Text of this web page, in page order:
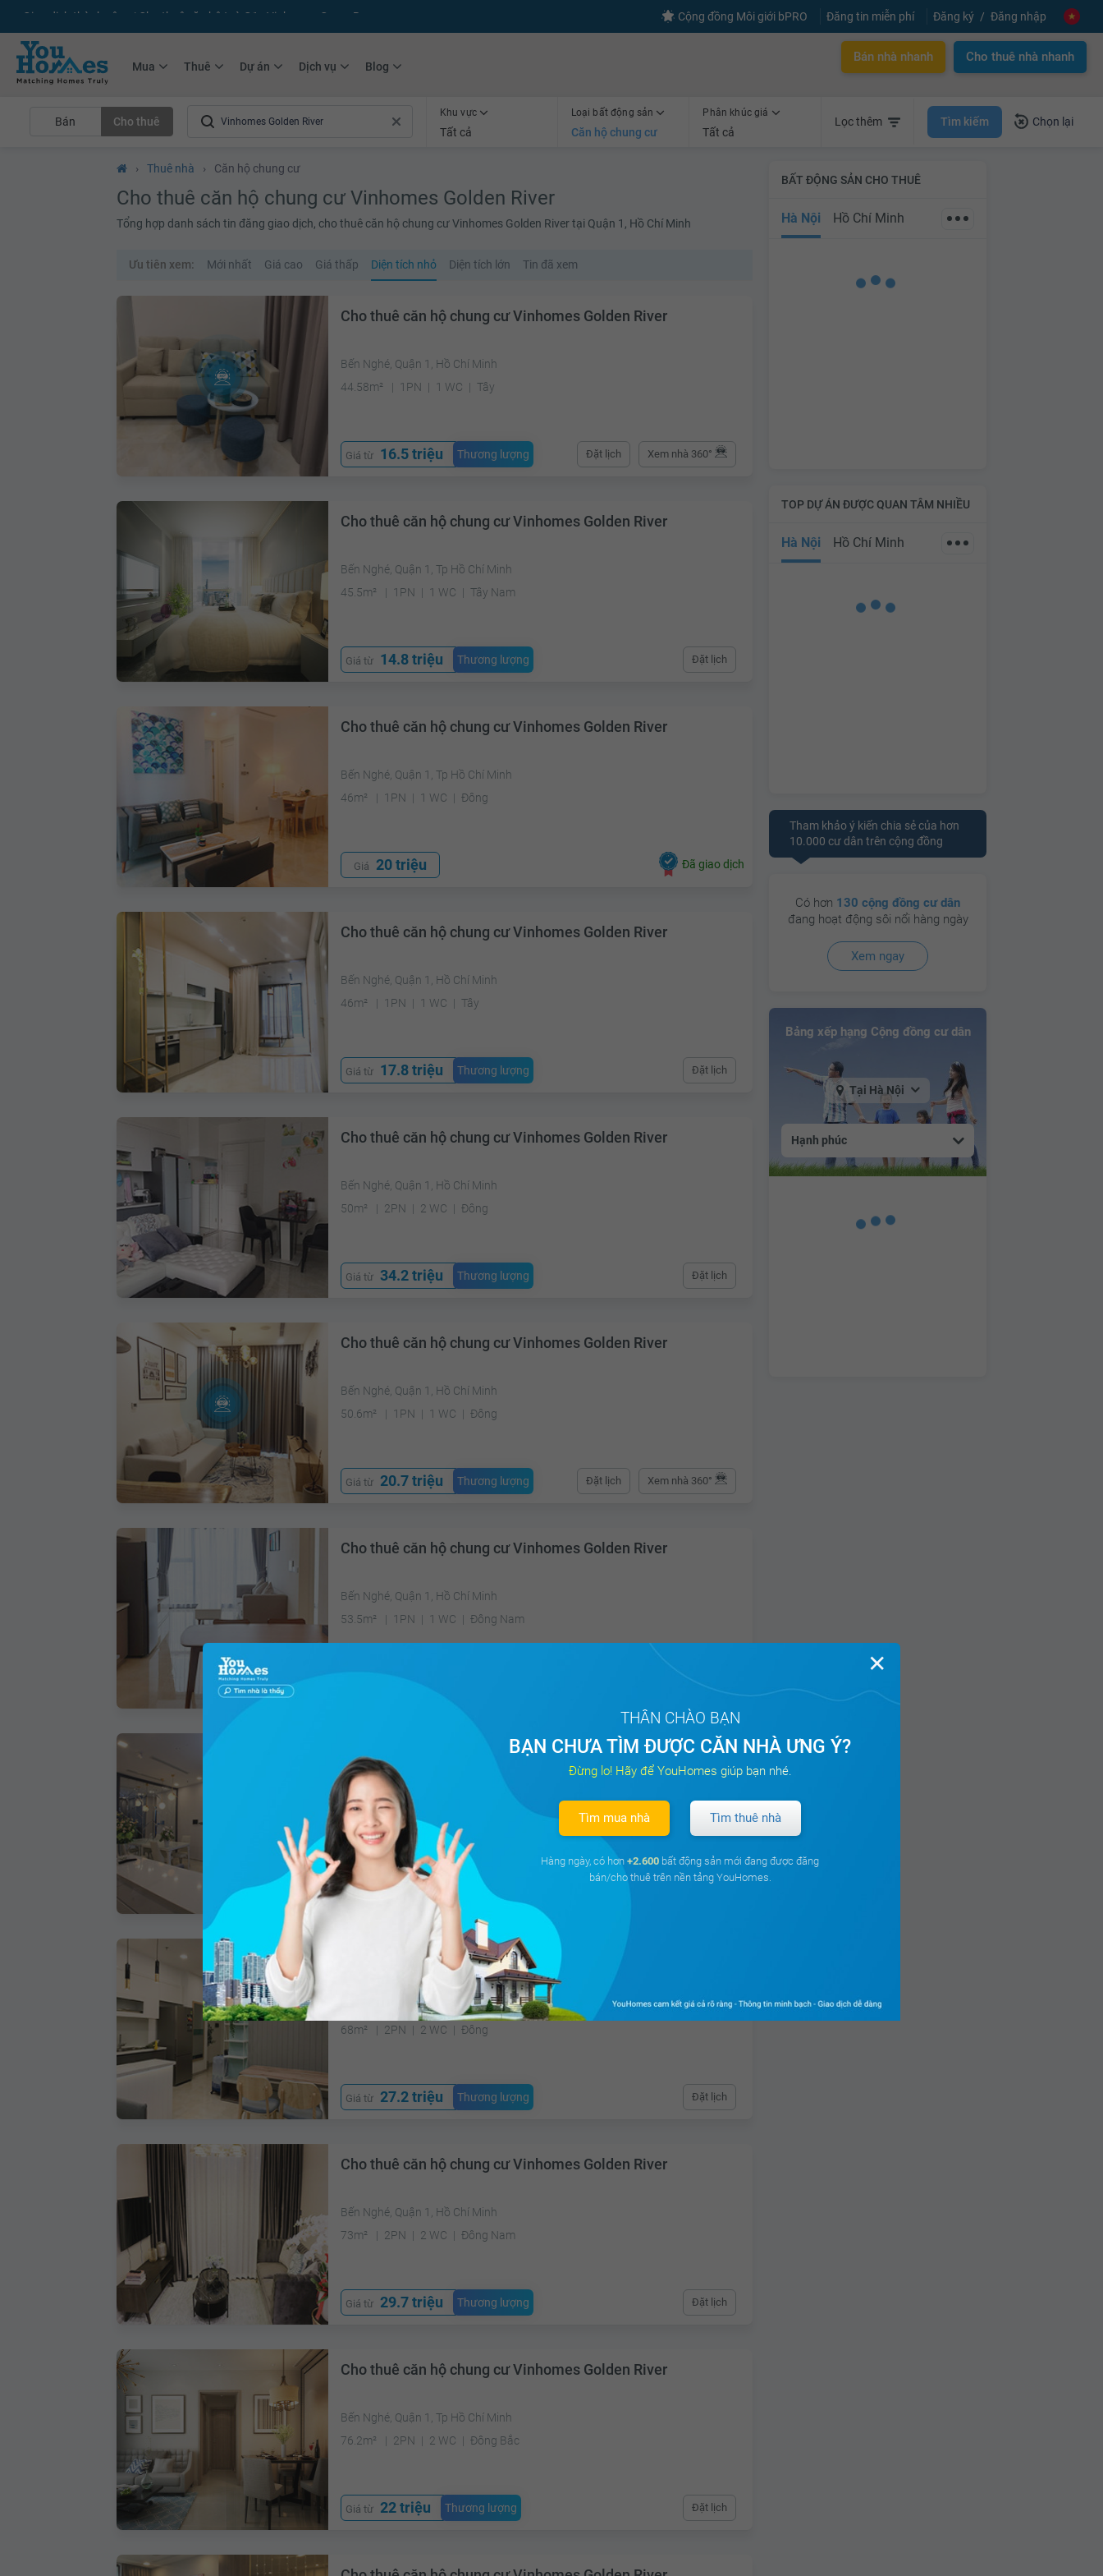
+75.000 Tin đăng mới hàng tháng +10.000 Thành viên Youhomers Cộng đồng Môi giới bPRO Đăng tin miễn phí Đăng ký Đăng nhập
Mua Thuê Dự án Dịch vụ Blog
Bán nhà nhanh Cho thuê nhà nhanh
Bán Cho thuê
Khu vực
Tất cả
Loại bất động sản
Căn hộ chung cư
Phân khúc giá
Tất cả
Lọc thêm Tìm kiếm Chọn lại
› Thuê nhà › Căn hộ chung cư
Cho thuê căn hộ chung cư Vinhomes Golden River
Tổng hợp danh sách tin đăng giao dịch, cho thuê căn hộ chung cư Vinhomes Golden River tại Quận 1, Hồ Chí Minh
Ưu tiên xem: Mới nhất Giá cao Giá thấp Diện tích nhỏ Diện tích lớn Tin đã xem
Cho thuê căn hộ chung cư Vinhomes Golden River
Bến Nghé, Quận 1, Hồ Chí Minh
44.58m²
1PN 1 WC Tây
Giá từ 16.5 triệu Thương lượng Đặt lịch Xem nhà 360°
Cho thuê căn hộ chung cư Vinhomes Golden River
Bến Nghé, Quận 1, Tp Hồ Chí Minh
45.5m²
1PN 1 WC Tây Nam
Giá từ 14.8 triệu Thương lượng Đặt lịch
Cho thuê căn hộ chung cư Vinhomes Golden River
Bến Nghé, Quận 1, Tp Hồ Chí Minh
46m²
1PN 1 WC Đông
Giá 20 triệu Đã giao dịch
Cho thuê căn hộ chung cư Vinhomes Golden River
Bến Nghé, Quận 1, Hồ Chí Minh
46m²
1PN 1 WC Tây
Giá từ 17.8 triệu Thương lượng Đặt lịch
Cho thuê căn hộ chung cư Vinhomes Golden River
Bến Nghé, Quận 1, Hồ Chí Minh
50m²
2PN 2 WC Đông
Giá từ 34.2 triệu Thương lượng Đặt lịch
Cho thuê căn hộ chung cư Vinhomes Golden River
Bến Nghé, Quận 1, Hồ Chí Minh
50.6m²
1PN 1 WC Đông
Giá từ 20.7 triệu Thương lượng Đặt lịch Xem nhà 360°
Cho thuê căn hộ chung cư Vinhomes Golden River
Bến Nghé, Quận 1, Hồ Chí Minh
53.5m²
1PN 1 WC Đông Nam
19 triệu
Cho thuê căn hộ chung cư Vinhomes Golden River
Bến Nghé, Quận 1, Hồ Chí Minh
68m²
2PN 2 WC
Giá 29 triệu
Cho thuê căn hộ chung cư Vinhomes Golden River
Bến Nghé, Quận 1, Hồ Chí Minh
68m²
2PN 2 WC Đông
Giá từ 27.2 triệu Thương lượng Đặt lịch
Cho thuê căn hộ chung cư Vinhomes Golden River
Bến Nghé, Quận 1, Hồ Chí Minh
73m²
2PN 2 WC Đông Nam
Giá từ 29.7 triệu Thương lượng Đặt lịch
Cho thuê căn hộ chung cư Vinhomes Golden River
Bến Nghé, Quận 1, Tp Hồ Chí Minh
76.2m²
2PN 2 WC Đông Bắc
Giá từ 22 triệu Thương lượng Đặt lịch
BẤT ĐỘNG SẢN CHO THUÊ
Hà Nội Hồ Chí Minh
TOP DỰ ÁN ĐƯỢC QUAN TÂM NHIỀU
Hà Nội Hồ Chí Minh
Tham khảo ý kiến chia sẻ của hơn
10.000 cư dân trên cộng đồng
Có hơn 130 cộng đồng cư dân
đang hoạt động sôi nổi hàng ngày
Xem ngay
Bảng xếp hạng Cộng đồng cư dân
Tại Hà Nội
Hạnh phúc
✕
THÂN CHÀO BẠN
BẠN CHƯA TÌM ĐƯỢC CĂN NHÀ ƯNG Ý?
Đừng lo! Hãy để YouHomes giúp bạn nhé.
Tìm mua nhà Tìm thuê nhà
Hàng ngày, có hơn +2.600 bất động sản mới đang được đăng
bán/cho thuê trên nền tảng YouHomes.